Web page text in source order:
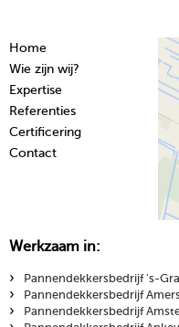
Home
Wie zijn wij?
Expertise
Referenties
Certificering
Contact
Werkzaam in:
›
Pannendekkersbedrijf 's-
› Pannendekkersbedrijf
› Pannendekkersbedrijf